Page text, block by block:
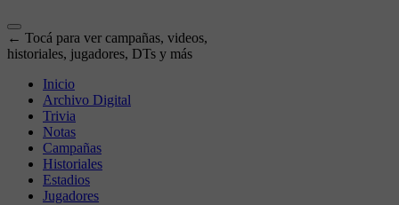
← Tocá para ver campañas, videos,
historiales, jugadores, DTs y más
Inicio
Archivo Digital
Trivia
Notas
Campañas
Historiales
Estadios
Jugadores